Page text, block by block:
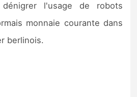
l'usage de robots
monnaie courante dans
berlinois.